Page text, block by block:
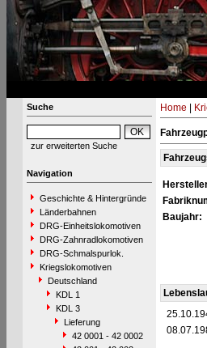
Suche
zur erweiterten Suche
Navigation
Geschichte & Hintergründe
Länderbahnen
DRG-Einheitslokomotiven
DRG-Zahnradlokomotiven
DRG-Schmalspurlok.
Kriegslokomotiven
Deutschland
KDL 1
KDL 3
Lieferung
42 0001 - 42 0002
Home
Baujahr: